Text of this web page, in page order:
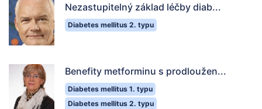
Nezastupitelný základ léčby diab...
Diabetes mellitus 2. typu
Benefity metforminu s prodloužen...
Diabetes mellitus 1. typu
Diabetes mellitus 2. typu